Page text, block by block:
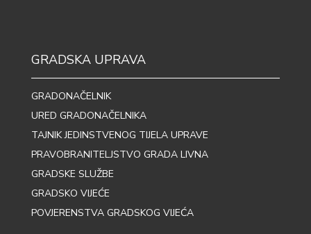
GRADSKA UPRAVA
GRADONAČELNIK
URED GRADONAČELNIKA
TAJNIK JEDINSTVENOG TIJELA UPRAVE
PRAVOBRANITELJSTVO GRADA LIVNA
GRADSKE SLUŽBE
GRADSKO VIJEĆE
POVJERENSTVA GRADSKOG VIJEĆA